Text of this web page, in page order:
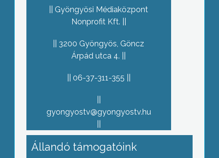
Gyöngyösi Médiaközpont
Nonprofit Kft.
3200 Gyöngyös, Göncz
Árpád utca 4.
06-37-311-355
gyongyostv@gyongyostv.hu
Állandó támogatóink